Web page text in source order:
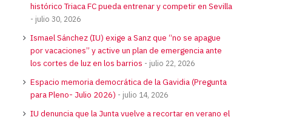
histórico Triaca FC pueda entrenar y competir en Sevilla
julio 30, 2026
Ismael Sánchez (IU) exige a Sanz que “no se apague
por vacaciones” y active un plan de emergencia ante
los cortes de luz en los barrios
julio 22, 2026
Espacio memoria democrática de la Gavidia (Pregunta
para Pleno- Julio 2026)
julio 14, 2026
IU denuncia que la Junta vuelve a recortar en verano el